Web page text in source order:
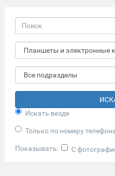
Искать везде
Только по номеру
Показывать: С